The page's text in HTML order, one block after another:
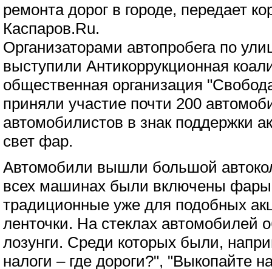
ремонта дорог в городе, передает
Каспаров.Ru.
Организаторами автопробега по
выступили Антикоррукционная
общественная организация
приняли участие почти 200
автомобилистов в знак поддержки
свет фар.
Автомобили вышли большой
всех машинах были включены
традиционные уже для подобных
ленточки. На стеклах автомобилей
лозунги. Среди которых были,
налоги – где дороги?", "Выкопайте